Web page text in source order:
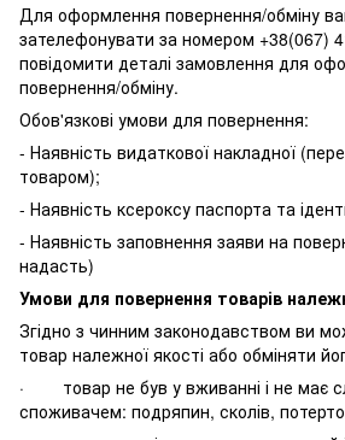
Для оформлення повернення/обміну
зателефонувати за номером +38(067)
повідомити деталі замовлення для
повернення/обміну.
Обов'язкові умови для повернення:
- Наявність видаткової накладної
товаром);
- Наявність ксероксу паспорта та
- Наявність заповнення заяви на
надасть)
Умови для повернення товарів
Згідно з чинним законодавством ви
товар належної якості або обміняти
· товар не був у вживанні і не має
споживачем: подряпин, сколів,